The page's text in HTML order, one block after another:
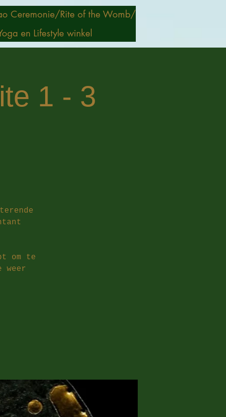
Ceremonie/Rite of the Womb/
en Lifestyle winkel
1 - 3
om te